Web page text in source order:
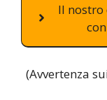
Il
(Avvertenza